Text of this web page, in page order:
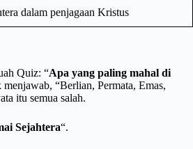
dalam penjagaan Kristus
Quiz: “Apa yang paling mahal di
“Berlian, Permata, Emas,
itu semua salah.
Sejahtera“.